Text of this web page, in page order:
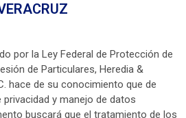
por la Ley Federal de Protección de
de Particulares, Heredia &
hace de su conocimiento que de
y manejo de datos
buscará que el tratamiento de los